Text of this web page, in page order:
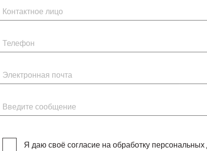
Имя
Телефон
Электронная почта
Введите сообщение
Я даю своё согласие на обработку